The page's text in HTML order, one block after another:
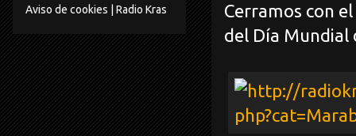
Cerramos con
del Día Mundial
Aviso de cookies | Radio Kras